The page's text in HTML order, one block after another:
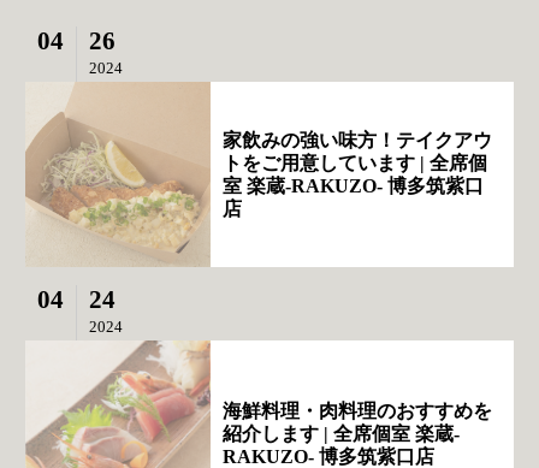
04 26
2024
家飲みの強い味方！テイクアウ
トをご用意しています | 全席個
室 楽蔵‐RAKUZO‐ 博多筑紫口
店
04 24
2024
海鮮料理・肉料理のおすすめを
紹介します | 全席個室 楽蔵‐
RAKUZO‐ 博多筑紫口店